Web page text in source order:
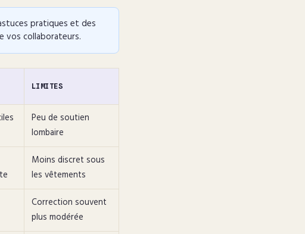
pratiques et des
vos collaborateurs.
LIMITES
Peu de soutien
lombaire
Moins discret sous
les vêtements
Correction souvent
plus modérée